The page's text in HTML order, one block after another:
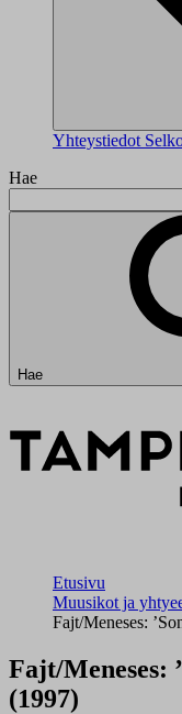
Yhteystiedot
Hae
Hae
Etusivu
Muusikot ja
Fajt/Meneses:
Fajt/Meneses:
(1997)